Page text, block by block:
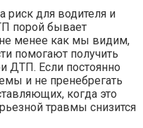
риск для водителя и
порой бывает
менее как мы видим,
помогают получить
ДТП. Если постоянно
и не пренебрегать
когда это
травмы снизится